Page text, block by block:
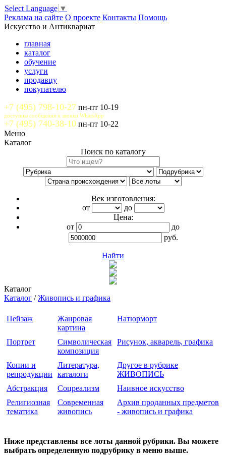
Select Language ▼
Реклама на сайте О проекте Контакты Помощь
Искусство и Антиквариат
главная
каталог
обучение
услуги
продавцу
покупателю
+7 (495) 798-10-27 пн-пт 10-19
доступны сообщения и звонки WhatsApp
+7 (495) 740-38-10 пн-пт 10-22
Меню
Каталог
Поиск по каталогу
Век изготовления:
от
до
Цена:
от
до
руб.
Найти
Каталог
Каталог /Живопись и графика
Пейзаж
Жанровая
картина
Натюрморт
Портрет
Символическая
композиция
Рисунок, акварель, графика
Копии и
репродукции
Литература,
каталоги
Другое в рубрике
ЖИВОПИСЬ
Абстракция
Соцреализм
Наивное искусство
Религиозная
тематика
Современная
живопись
Архив проданных предметов
- живопись и графика
Ниже представлены все лоты данной рубрики. Вы можете
выбрать определенную подрубрику в меню выше.